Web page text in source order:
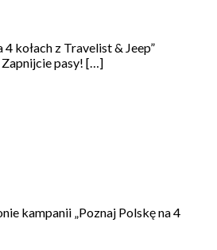
kołach z Travelist & Jeep”
Zapnijcie pasy! […]
kampanii „Poznaj Polskę na 4